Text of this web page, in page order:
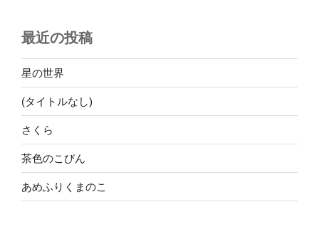
最近の投稿
星の世界
(タイトルなし)
さくら
茶色のこびん
あめふりくまのこ